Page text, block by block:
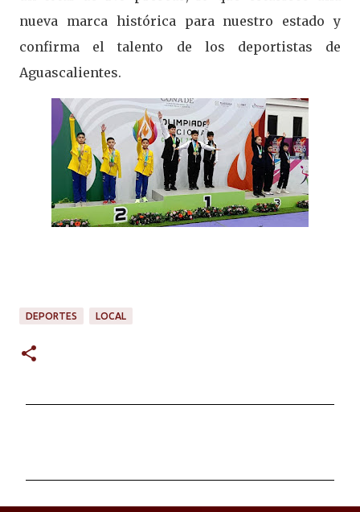
nueva marca histórica para nuestro estado y
confirma el talento de los deportistas de
Aguascalientes.
DEPORTES LOCAL